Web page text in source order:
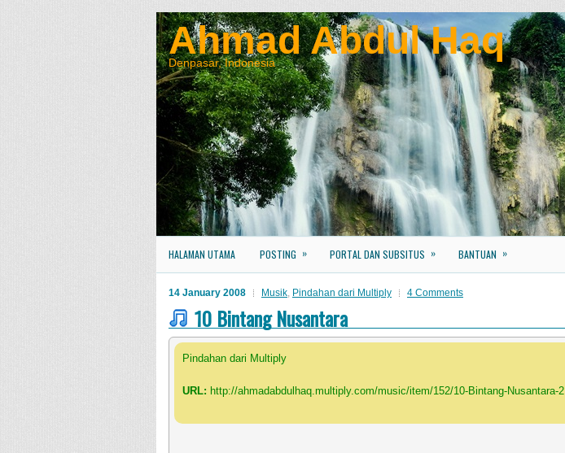
Ahmad Abdul Haq
Denpasar, Indonesia
HALAMAN UTAMA POSTING » PORTAL DAN SUBSITUS » BANTUAN »
14 January 2008 Musik, Pindahan dari Multiply 4 Comments
10 Bintang Nusantara
Pindahan dari Multiply
URL: http://ahmadabdulhaq.multiply.com/music/item/152/10-Bintang-Nusantara-2